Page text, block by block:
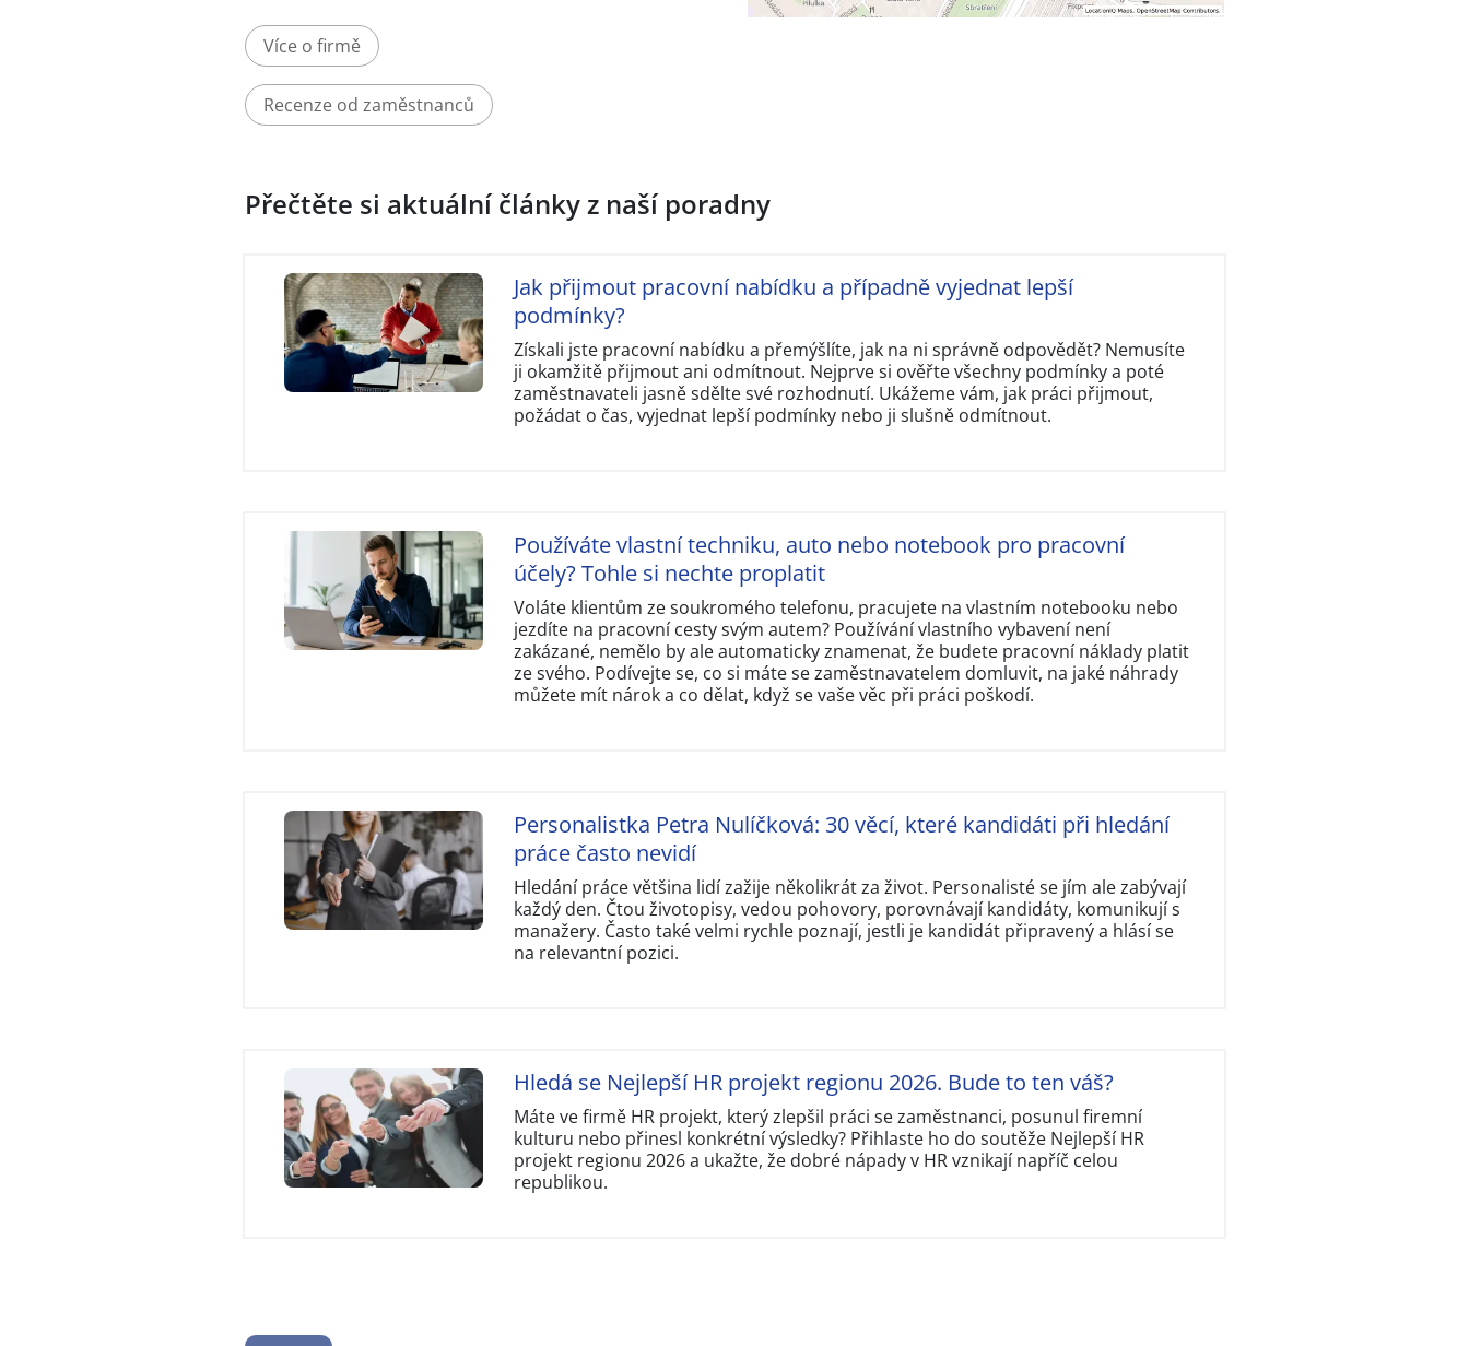
Více o firmě
Recenze od zaměstnanců
Přečtěte si aktuální články z naší poradny
Jak přijmout pracovní nabídku a případně vyjednat lepší
podmínky?
Získali jste pracovní nabídku a přemýšlíte, jak na ni správně odpovědět? Nemusíte
ji okamžitě přijmout ani odmítnout. Nejprve si ověřte všechny podmínky a poté
zaměstnavateli jasně sdělte své rozhodnutí. Ukážeme vám, jak práci přijmout,
požádat o čas, vyjednat lepší podmínky nebo ji slušně odmítnout.
Používáte vlastní techniku, auto nebo notebook pro pracovní
účely? Tohle si nechte proplatit
Voláte klientům ze soukromého telefonu, pracujete na vlastním notebooku nebo
jezdíte na pracovní cesty svým autem? Používání vlastního vybavení není
zakázané, nemělo by ale automaticky znamenat, že budete pracovní náklady platit
ze svého. Podívejte se, co si máte se zaměstnavatelem domluvit, na jaké náhrady
můžete mít nárok a co dělat, když se vaše věc při práci poškodí.
Personalistka Petra Nulíčková: 30 věcí, které kandidáti při hledání
práce často nevidí
Hledání práce většina lidí zažije několikrát za život. Personalisté se jím ale zabývají
každý den. Čtou životopisy, vedou pohovory, porovnávají kandidáty, komunikují s
manažery. Často také velmi rychle poznají, jestli je kandidát připravený a hlásí se
na relevantní pozici.
Hledá se Nejlepší HR projekt regionu 2026. Bude to ten váš?
Máte ve firmě HR projekt, který zlepšil práci se zaměstnanci, posunul firemní
kulturu nebo přinesl konkrétní výsledky? Přihlaste ho do soutěže Nejlepší HR
projekt regionu 2026 a ukažte, že dobré nápady v HR vznikají napříč celou
republikou.